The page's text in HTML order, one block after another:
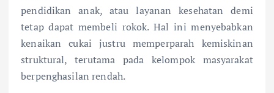
pendidikan anak, atau layanan kesehatan demi
tetap dapat membeli rokok. Hal ini menyebabkan
kenaikan cukai justru memperparah kemiskinan
struktural, terutama pada kelompok masyarakat
berpenghasilan rendah.